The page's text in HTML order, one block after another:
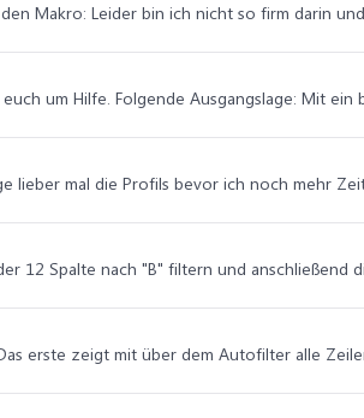
Makro: Leider bin ich nicht so firm darin
um Hilfe. Folgende Ausgangslage: Mit ein
lieber mal die Profils bevor ich noch mehr
12 Spalte nach "B" filtern und anschließend
erste zeigt mit über dem Autofilter alle